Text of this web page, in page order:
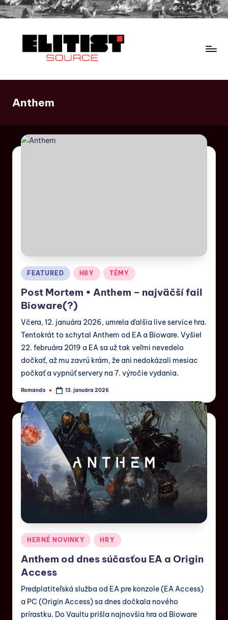
Anthem
FEATURED HRY TÉMY
Post Mortem • Anthem – najväčší fail
Bioware(?)
Včera, 12. januára 2026, umrela ďalšia live service hra.
Tentokrát to schytal Anthem od EA a Bioware. Vyšiel
22. februára 2019 a EA sa už tak veľmi nevedelo
dočkať, až mu zavrú krám, že ani nedokázali mesiac
počkať a vypnúť servery na 7. výročie vydania.
Romando 13. januára 2026
HERNÉ NOVINKY HRY
Anthem od dnes súčasťou EA a Origin
Access
Predplatiteľská služba od EA pre konzole (EA Access)
a PC (Origin Access) sa dnes dočkala nového
prírastku. Do Vaultu prišla najnovšia hra od Bioware